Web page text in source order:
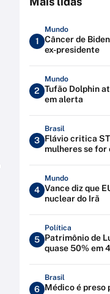
1
Mundo
Câncer de
ex-presidente
2
Mundo
Tufão Dolphin
em alerta
3
Brasil
Flávio critica
mulheres se for
4
Mundo
Vance diz que
nuclear do Irã
5
Política
Patrimônio de
quase 50% em
6
Brasil
Médico é preso